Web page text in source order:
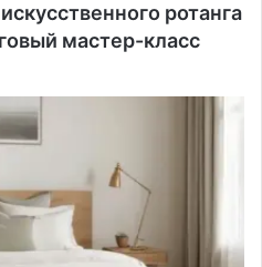
ротанга
мастер-класс